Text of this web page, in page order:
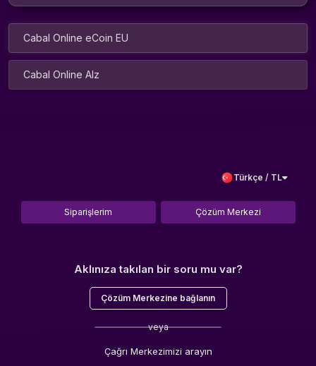
Cabal Online eCoin EU
Cabal Online Alz
Türkçe / TL
Siparişlerim Çözüm Merkezi
Aklınıza takılan bir soru mu var?
Çözüm Merkezine bağlanın
veya
Çağrı Merkezimizi arayın